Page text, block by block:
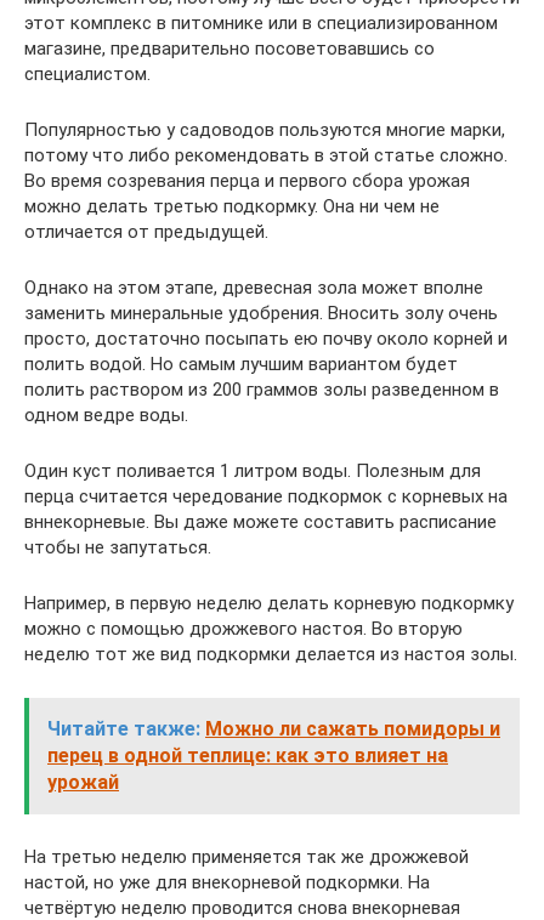
этот комплекс в питомнике или в специализированном
магазине, предварительно посоветовавшись со
специалистом.
Популярностью у садоводов пользуются многие марки,
потому что либо рекомендовать в этой статье сложно.
Во время созревания перца и первого сбора урожая
можно делать третью подкормку. Она ни чем не
отличается от предыдущей.
Однако на этом этапе, древесная зола может вполне
заменить минеральные удобрения. Вносить золу очень
просто, достаточно посыпать ею почву около корней и
полить водой. Но самым лучшим вариантом будет
полить раствором из 200 граммов золы разведенном в
одном ведре воды.
Один куст поливается 1 литром воды. Полезным для
перца считается чередование подкормок с корневых на
вннекорневые. Вы даже можете составить расписание
чтобы не запутаться.
Например, в первую неделю делать корневую подкормку
можно с помощью дрожжевого настоя. Во вторую
неделю тот же вид подкормки делается из настоя золы.
Читайте также: Можно ли сажать помидоры и
перец в одной теплице: как это влияет на
урожай
На третью неделю применяется так же дрожжевой
настой, но уже для внекорневой подкормки. На
четвёртую неделю проводится снова внекорневая